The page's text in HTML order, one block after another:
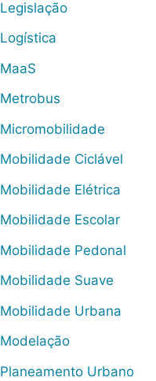
Legislação
Logística
MaaS
Metrobus
Micromobilidade
Mobilidade Ciclável
Mobilidade Elétrica
Mobilidade Escolar
Mobilidade Pedonal
Mobilidade Suave
Mobilidade Urbana
Modelação
Planeamento Urbano